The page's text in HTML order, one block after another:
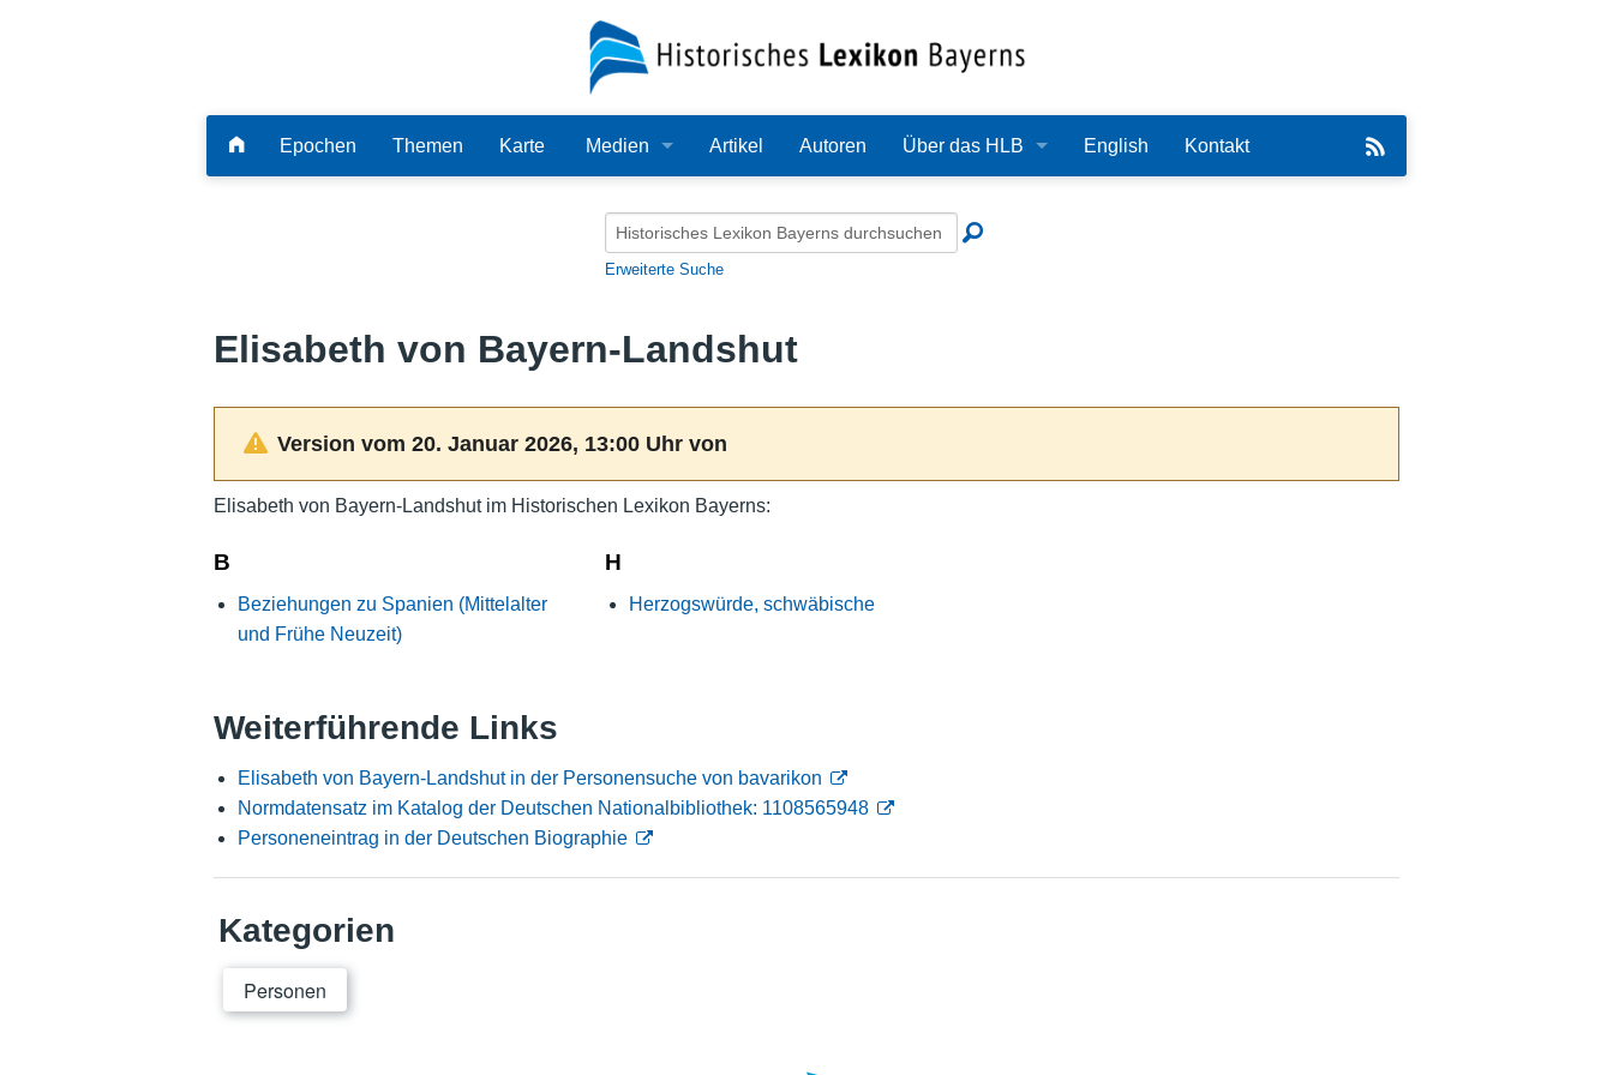
Epochen Themen Karte Medien
Audio
PDF
Artikel Autoren Über das HLB
Redaktion
English Kontakt
Erweiterte Suche
Elisabeth von Bayern-Landshut
Version vom 20. Januar 2026, 13:00 Uhr von
Elisabeth von Bayern-Landshut im Historischen Lexikon Bayerns:
B
Beziehungen zu Spanien (Mittelalter
und Frühe Neuzeit)
H
Herzogswürde, schwäbische
Weiterführende Links
Elisabeth von Bayern-Landshut in der Personensuche von bavarikon
Normdatensatz im Katalog der Deutschen Nationalbibliothek: 1108565948
Personeneintrag in der Deutschen Biographie
Kategorien
Personen